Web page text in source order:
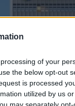
of your
the below opt-out
is processed
utilized by us